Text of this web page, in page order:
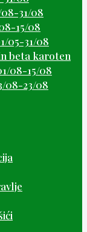
31/08
15/08
05-31/08
beta karoten
08-15/08
08-23/08